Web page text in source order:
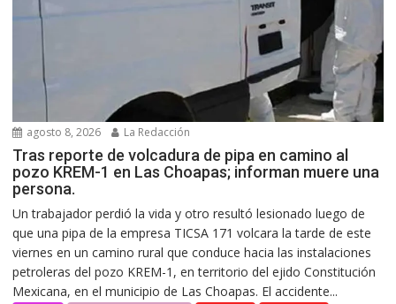
agosto 8, 2026 La Redacción
Tras reporte de volcadura de pipa en camino al
pozo KREM-1 en Las Choapas; informan muere una
persona.
Un trabajador perdió la vida y otro resultó lesionado luego de
que una pipa de la empresa TICSA 171 volcara la tarde de este
viernes en un camino rural que conduce hacia las instalaciones
petroleras del pozo KREM-1, en territorio del ejido Constitución
Mexicana, en el municipio de Las Choapas. El accidente...